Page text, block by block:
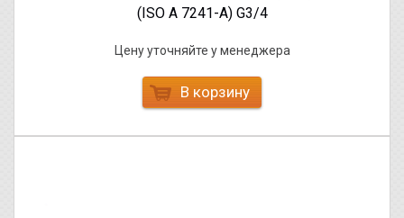
(ISO A 7241-A) G3/4
Цену уточняйте у менеджера
В корзину